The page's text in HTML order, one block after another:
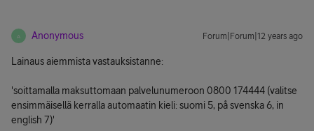
A Anonymous Forum|Forum|12 years ago
Lainaus aiemmista vastauksistanne:
'soittamalla maksuttomaan palvelunumeroon 0800 174444 (valitse
ensimmäisellä kerralla automaatin kieli: suomi 5, på svenska 6, in
english 7)'